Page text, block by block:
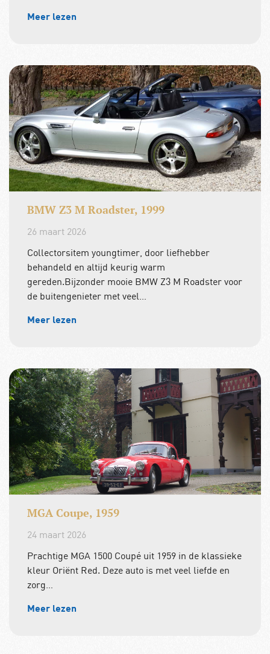
Meer lezen
BMW Z3 M Roadster, 1999
26 maart 2026
Collectorsitem youngtimer, door liefhebber
behandeld en altijd keurig warm
gereden.Bijzonder mooie BMW Z3 M Roadster voor
de buitengenieter met veel…
Meer lezen
MGA Coupe, 1959
24 maart 2026
Prachtige MGA 1500 Coupé uit 1959 in de klassieke
kleur Oriënt Red. Deze auto is met veel liefde en
zorg…
Meer lezen